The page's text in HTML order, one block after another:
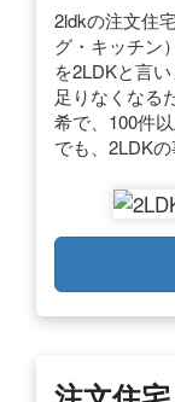
2ldkの注文住
グ・キッチン
を2LDKと言
足りなくなる
希で、100件
でも、2LDKの